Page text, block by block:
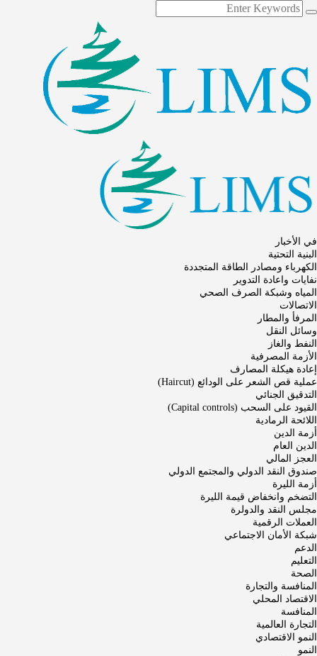
في الأخبار
البنية التحتية
الكهرباء ومصادر الطاقة المتجددة
نفايات واعادة التدوير
المياه وشبكة الصرف الصحي
الاتصالات
المرفأ والمطار
وسائل النقل
النفط والغاز
الأزمة المصرفية
إعادة هيكلة المصارف
عملية قص الشعر على الودائع (Haircut)
التدقيق الجنائي
القيود على السحب (Capital controls)
اللائحة الرمادية
أزمة الدين
الدين العام
العجز المالي
صندوق النقد الدولي والمجتمع الدولي
أزمة الليرة
التضخم وانخفاض قيمة الليرة
مجلس النقد والدولرة
العملات الرقمية
شبكة الأمان الاجتماعي
الدعم
التعليم
الصحة
المنافسة والتجارة
الاقتصاد المحلي
المنافسة
التجارة العالمية
النمو الاقتصادي
النمو